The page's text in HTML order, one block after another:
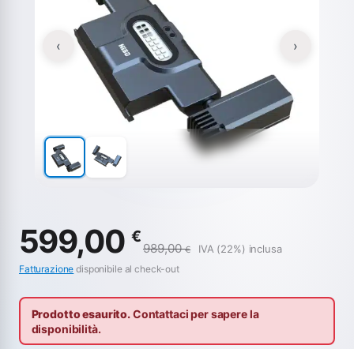
‹ ›
599,00 €
989,00€ IVA (22%) inclusa
Fatturazione disponibile al check-out
Prodotto esaurito.Contattaci per sapere la
disponibilità.